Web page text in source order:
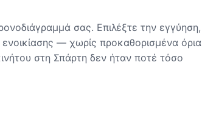
σας. Επιλέξτε την εγγύηση,
ενοικίασης — χωρίς προκαθορισμένα όρια
στη Σπάρτη δεν ήταν ποτέ τόσο